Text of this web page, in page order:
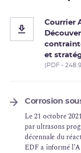
Courrier
et
(PDF -
Corrosion
Le 21 octobre
par ultrasons
décennale du
EDF a informé